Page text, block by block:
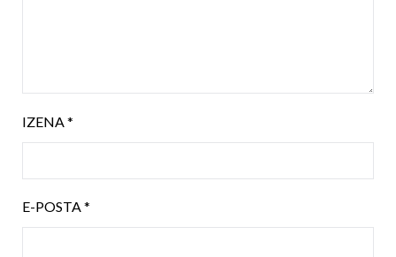
IZENA*
E-POSTA*